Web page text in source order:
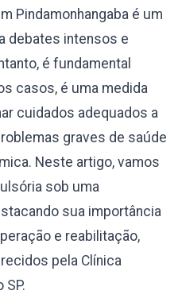
Pindamonhangaba é um
debates intensos e
é fundamental
casos, é uma medida
cuidados adequados a
graves de saúde
Neste artigo, vamos
sob uma
sua importância
e reabilitação,
pela Clínica
SP.